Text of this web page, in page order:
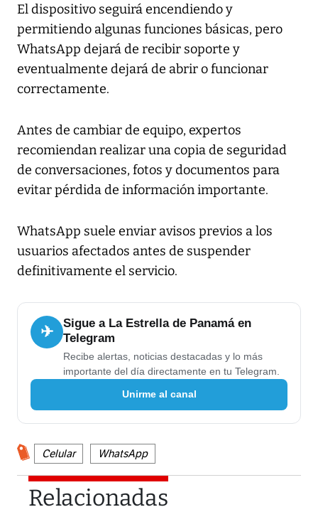
El dispositivo seguirá encendiendo y
permitiendo algunas funciones básicas, pero
WhatsApp dejará de recibir soporte y
eventualmente dejará de abrir o funcionar
correctamente.
Antes de cambiar de equipo, expertos
recomiendan realizar una copia de seguridad
de conversaciones, fotos y documentos para
evitar pérdida de información importante.
WhatsApp suele enviar avisos previos a los
usuarios afectados antes de suspender
definitivamente el servicio.
✈
Sigue a La Estrella de Panamá en
Telegram
Recibe alertas, noticias destacadas y lo más
importante del día directamente en tu Telegram.
Unirme al canal
Celular WhatsApp
Relacionadas